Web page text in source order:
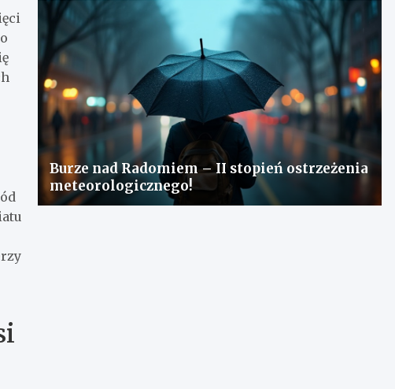
Burze nad Radomiem – II stopień ostrzeżenia
meteorologicznego!